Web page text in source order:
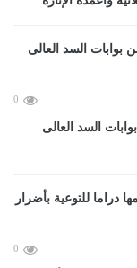
0
السد العالى
0